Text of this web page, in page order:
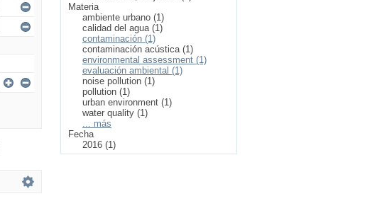
Materia
ambiente urbano (1)
calidad del agua (1)
contaminación (1)
contaminación acústica (1)
environmental assessment (1)
evaluación ambiental (1)
noise pollution (1)
pollution (1)
urban environment (1)
water quality (1)
... más
Fecha
2016 (1)